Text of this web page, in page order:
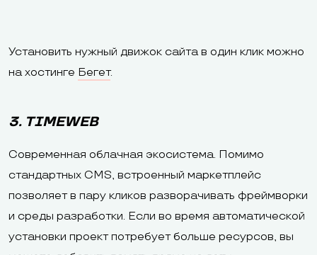
Установить нужный движок сайта в один клик можно
на хостинге Бегет.
3. TIMEWEB
Современная облачная экосистема. Помимо
стандартных CMS, встроенный маркетплейс
позволяет в пару кликов разворачивать фреймворки
и среды разработки. Если во время автоматической
установки проект потребует больше ресурсов, вы